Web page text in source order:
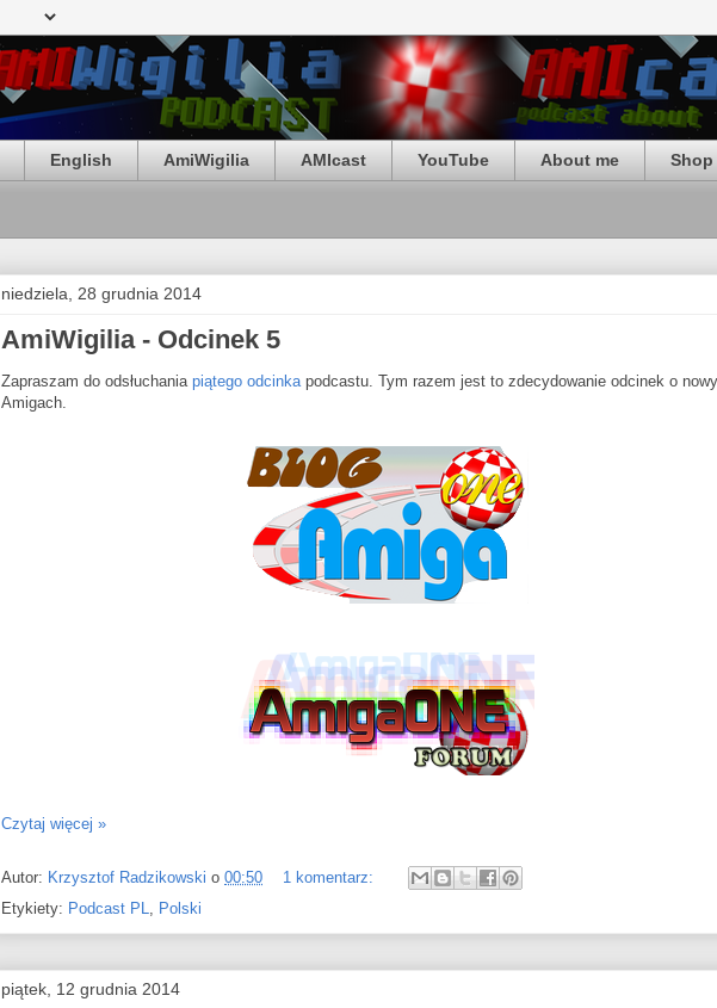
English AmiWigilia AMIcast YouTube About me Shop
niedziela, 28 grudnia 2014
AmiWigilia - Odcinek 5
Zapraszam do odsłuchania piątego odcinkapodcastu. Tym razem jest to zdecydowanie odcinek o
Amigach.
Czytaj więcej »
Autor: Krzysztof Radzikowski o 00:50
1 komentarz:
Etykiety: Podcast PL, Polski
piątek, 12 grudnia 2014